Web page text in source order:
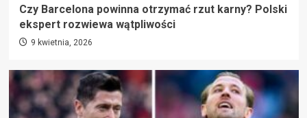
Czy Barcelona powinna otrzymać rzut karny? Polski
ekspert rozwiewa wątpliwości
9 kwietnia, 2026